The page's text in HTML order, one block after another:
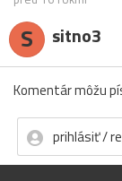
S sitno3
Komentár môžu
prihlásiť /